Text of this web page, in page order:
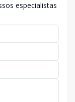
especialistas